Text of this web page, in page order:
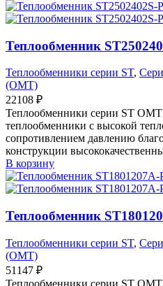
Теплообменник
Теплообменники серии ST,
(OMT)
22108 ₽
Теплообменники серии ST
теплообменники с высокой
сопротивлением давлению
конструкции
В корзину
Теплообменник
Теплообменники серии ST,
(OMT)
51147 ₽
Теплообменники серии ST